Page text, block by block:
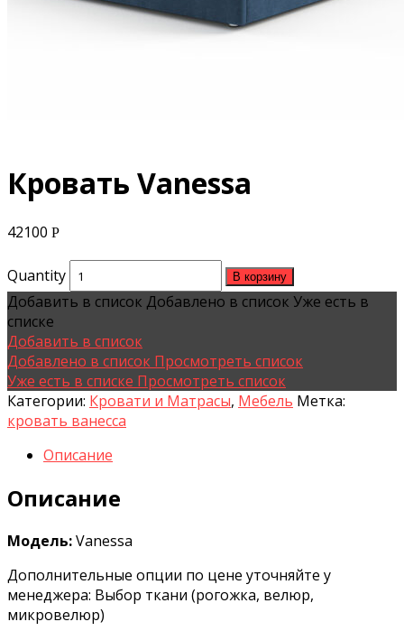
Кровать Vanessa
42100 Р
Quantity В корзину
Добавить в список Добавлено в список Уже есть в
списке
Добавить в список
Добавлено в список Просмотреть список
Уже есть в списке Просмотреть список
Категории: Кровати и Матрасы, Мебель Метка:
кровать ванесса
Описание
Описание
Модель:Vanessa
Дополнительные опции по цене уточняйте у
менеджера: Выбор ткани (рогожка, велюр,
микровелюр)